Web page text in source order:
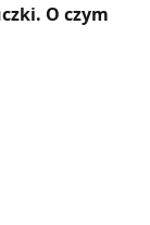
O czym